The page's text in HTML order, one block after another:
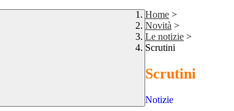
Home >
Novità >
Le notizie >
Scrutini
Scrutini
Notizie